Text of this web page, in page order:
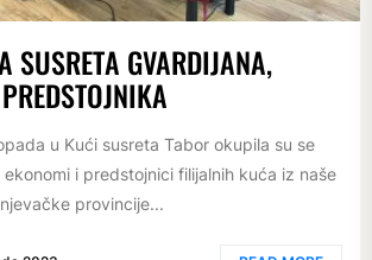
SUSRETA GVARDIJANA,
u Kući susreta Tabor okupila su se
i predstojnici filijalnih kuća iz naše
provincije...